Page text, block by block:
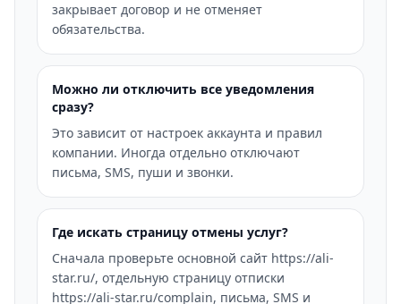
закрывает договор и не отменяет
обязательства.
Можно ли отключить все уведомления
сразу?
Это зависит от настроек аккаунта и правил
компании. Иногда отдельно отключают
письма, SMS, пуши и звонки.
Где искать страницу отмены услуг?
Сначала проверьте основной сайт https://ali-
star.ru/, отдельную страницу отписки
https://ali-star.ru/complain, письма, SMS и